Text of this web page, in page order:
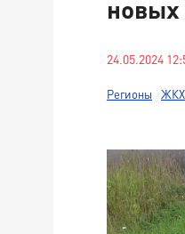
новых
24.05.2024
Регионы ЖКХ